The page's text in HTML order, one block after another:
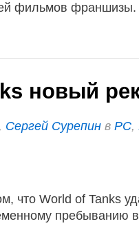
фильмов
новый
Сергей Сурепин в PC,
что World of Tanks
пребыванию в